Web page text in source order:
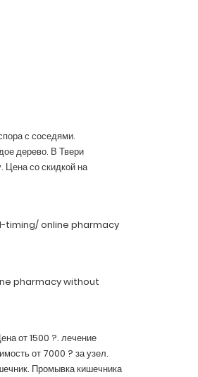
с соседями.
дерево. В Твери
со скидкой на
online pharmacy
pharmacy without
от 1500 ?. лечение
от 7000 ? за узел.
Промывка кишечника